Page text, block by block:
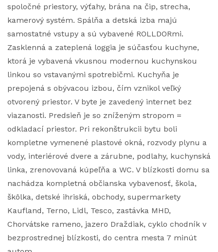
spoločné priestory, výťahy, brána na čip, strecha,
kamerový systém. Spálňa a detská izba majú
samostatné vstupy a sú vybavené ROLLDORmi.
Zasklenná a zateplená loggia je súčasťou kuchyne,
ktorá je vybavená vkusnou modernou kuchynskou
linkou so vstavanými spotrebičmi. Kuchyňa je
prepojená s obývacou izbou, čím vznikol veľký
otvorený priestor. V byte je zavedený internet bez
viazanosti. Predsieň je so zníženým stropom =
odkladací priestor. Pri rekonštrukcii bytu boli
kompletne vymenené plastové okná, rozvody plynu a
vody, interiérové dvere a zárubne, podlahy, kuchynská
linka, zrenovovaná kúpeľňa a WC. V blízkosti domu sa
nachádza kompletná občianska vybavenosť, škola,
škôlka, detské ihriská, obchody, supermarkety
Kaufland, Terno, Lidl, Tesco, zastávka MHD,
Chorvátske rameno, jazero Draždiak, cyklo chodník v
bezprostrednej blízkosti, do centra mesta 7 minút